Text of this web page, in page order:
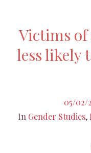
Victims of
less likely
05/02/
In Gender Studies,